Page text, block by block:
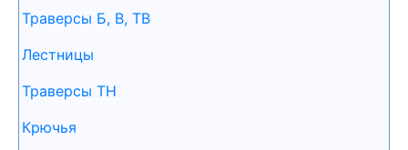
Траверсы Б, В, ТВ
Лестницы
Траверсы ТН
Крючья